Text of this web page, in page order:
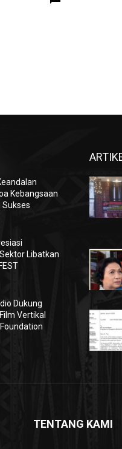
Kebangsaan
Sukses
Libatkan
Dukung
Vertikal
TENTANG KAMI